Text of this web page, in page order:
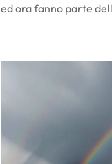
ed ora fanno parte